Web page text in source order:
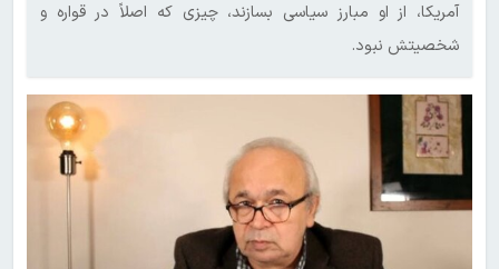
آمریکا، از او مبارز سیاسی بسازند، چیزی که اصلاً در قواره و
شخصیتش نبود.